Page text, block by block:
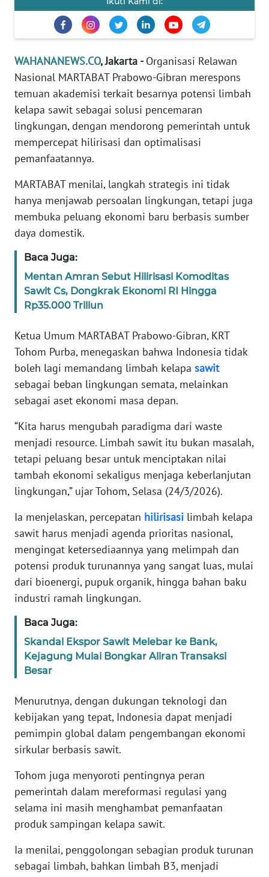
WAHANANEWS.CO, Jakarta -Organisasi Relawan
Nasional MARTABAT Prabowo-Gibran merespons
temuan akademisi terkait besarnya potensi limbah
kelapa sawit sebagai solusi pencemaran
lingkungan, dengan mendorong pemerintah untuk
mempercepat hilirisasi dan optimalisasi
pemanfaatannya.
MARTABAT menilai, langkah strategis ini tidak
hanya menjawab persoalan lingkungan, tetapi juga
membuka peluang ekonomi baru berbasis sumber
daya domestik.
Baca Juga:
Mentan Amran Sebut Hilirisasi Komoditas
Sawit Cs, Dongkrak Ekonomi RI Hingga
Rp35.000 Triliun
Ketua Umum MARTABAT Prabowo-Gibran, KRT
Tohom Purba, menegaskan bahwa Indonesia tidak
boleh lagi memandang limbah kelapa sawit
sebagai beban lingkungan semata, melainkan
sebagai aset ekonomi masa depan.
“Kita harus mengubah paradigma dari waste
menjadi resource. Limbah sawit itu bukan masalah,
tetapi peluang besar untuk menciptakan nilai
tambah ekonomi sekaligus menjaga keberlanjutan
lingkungan,” ujar Tohom, Selasa (24/3/2026).
Ia menjelaskan, percepatan hilirisasi limbah kelapa
sawit harus menjadi agenda prioritas nasional,
mengingat ketersediaannya yang melimpah dan
potensi produk turunannya yang sangat luas, mulai
dari bioenergi, pupuk organik, hingga bahan baku
industri ramah lingkungan.
Baca Juga:
Skandal Ekspor Sawit Melebar ke Bank,
Kejagung Mulai Bongkar Aliran Transaksi
Besar
Menurutnya, dengan dukungan teknologi dan
kebijakan yang tepat, Indonesia dapat menjadi
pemimpin global dalam pengembangan ekonomi
sirkular berbasis sawit.
Tohom juga menyoroti pentingnya peran
pemerintah dalam mereformasi regulasi yang
selama ini masih menghambat pemanfaatan
produk sampingan kelapa sawit.
Ia menilai, penggolongan sebagian produk turunan
sebagai limbah, bahkan limbah B3, menjadi
OPINI
EDITORIAL
Informasi
INDEKS
BERITA
KONTAK
KAMI
INFO
IKLAN
TENTANG
PEDOMAN
MEDIA
SIBER
REDAKSI
KARIR
DISCLAIMER
Wahana
News
Regional
SUMUT
WN
WN
JABAR
WN
WN
NTT
WN
KEPRI
WN
WN
PAPUA
BARAT
WN
RIAU